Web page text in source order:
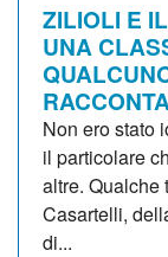
ZILIOLI E
UNA
Non ero stato
il particolare
altre. Qualche
Casartelli,
di...